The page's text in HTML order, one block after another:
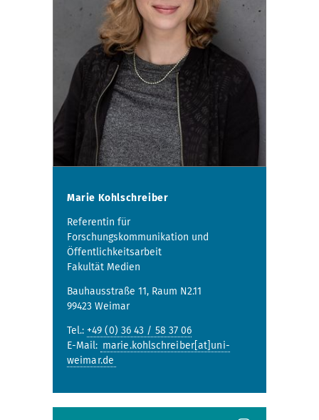
Marie Kohlschreiber
Referentin für
Forschungskommunikation und
Öffentlichkeitsarbeit
Fakultät Medien
Bauhausstraße 11, Raum N2.11
99423 Weimar
Tel.: +49 (0) 36 43 / 58 37 06
E-Mail: marie.kohlschreiber[at]uni-
weimar.de